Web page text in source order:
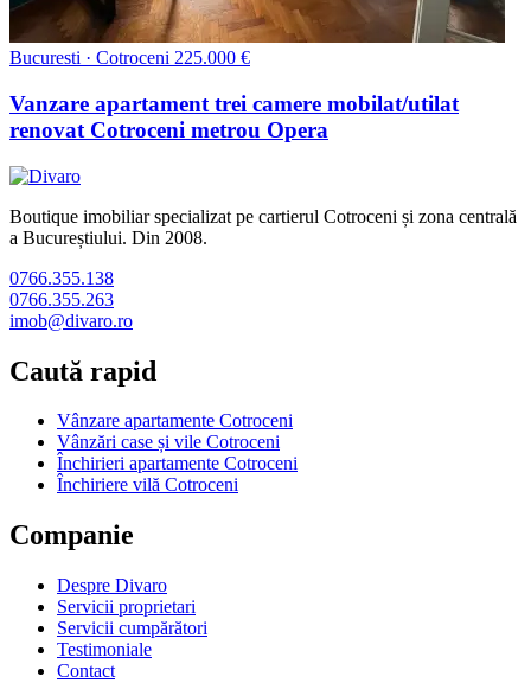
Bucuresti · Cotroceni 225.000 €
Vanzare apartament trei camere mobilat/utilat
renovat Cotroceni metrou Opera
Boutique imobiliar specializat pe cartierul Cotroceni și zona centrală
a Bucureștiului. Din 2008.
0766.355.138
0766.355.263
imob@divaro.ro
Caută rapid
Vânzare apartamente Cotroceni
Vânzări case și vile Cotroceni
Închirieri apartamente Cotroceni
Închiriere vilă Cotroceni
Companie
Despre Divaro
Servicii proprietari
Servicii cumpărători
Testimoniale
Contact